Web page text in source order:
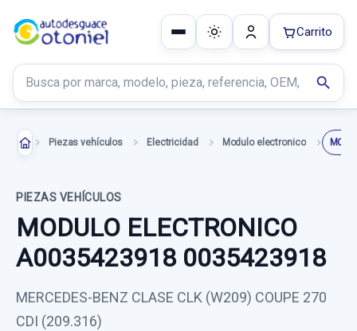
Buscar productos
search
Carrito
Piezas vehículos Electricidad Modulo electronico
PIEZAS VEHÍCULOS
MODULO ELECTRONICO
A0035423918 0035423918
MERCEDES-BENZ CLASE CLK (W209) COUPE 270
CDI (209.316)